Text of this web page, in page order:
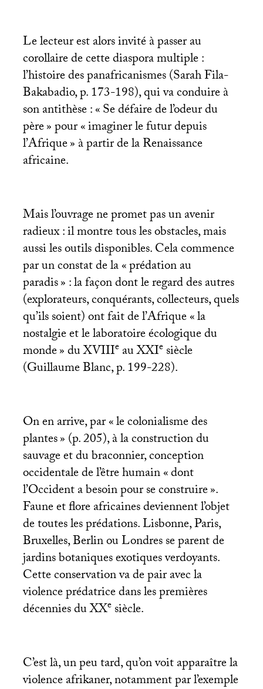
Le lecteur est alors invité à passer au
corollaire de cette diaspora multiple :
l’histoire des panafricanismes (Sarah Fila-
Bakabadio, p. 173-198), qui va conduire à
son antithèse : «Se défaire de l’odeur du
père» pour «imaginer le futur depuis
l’Afrique» à partir de la Renaissance
africaine.
Mais l’ouvrage ne promet pas un avenir
radieux : il montre tous les obstacles, mais
aussi les outils disponibles. Cela commence
par un constat de la «prédation au
paradis» : la façon dont le regard des autres
(explorateurs, conquérants, collecteurs, quels
qu’ils soient) ont fait de l’Afrique «la
nostalgie et le laboratoire écologique du
monde» duXVIIIeauXXIesiècle
(Guillaume Blanc, p. 199-228).
On en arrive, par «le colonialisme des
plantes» (p. 205), à la construction du
sauvage et du braconnier, conception
occidentale de l’être humain «dont
l’Occident a besoin pour se construire».
Faune et flore africaines deviennent l’objet
de toutes les prédations. Lisbonne, Paris,
Bruxelles, Berlin ou Londres se parent de
jardins botaniques exotiques verdoyants.
Cette conservation va de pair avec la
violence prédatrice dans les premières
décennies duXXesiècle.
C’est là, un peu tard, qu’on voit apparaître la
violence afrikaner, notamment par l’exemple